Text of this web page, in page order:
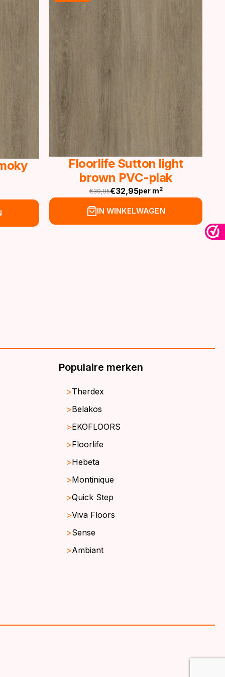
Floorlife Sutton light
brown PVC-plak
€39,95
Oorspronkelijke
prijs
€32,95
Huidige
prijs
per m2
IN WINKELWAGEN
Populaire merken
Therdex
Belakos
EKOFLOORS
Floorlife
Hebeta
Montinique
Quick Step
Viva Floors
Sense
Ambiant